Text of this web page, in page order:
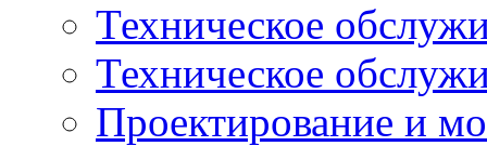
Техническое
Техническое
Проектирование и